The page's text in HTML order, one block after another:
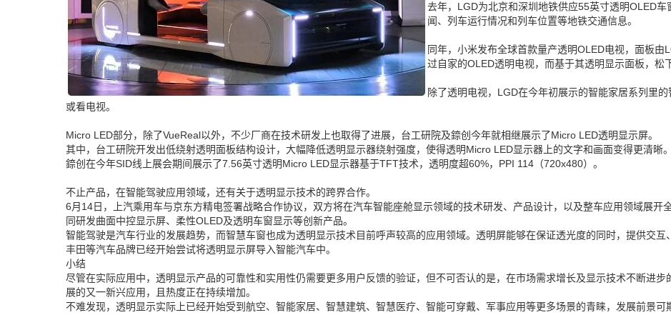
去年，LGD为北京和深圳地铁供应55英寸透明OLED
闻、列车运行情况和列车位置等地铁交通信息。
同年，小米发布全球首款量产透明OLED电视，面板
过自家的OLED透明电视，而基于其透明显示面板，松
除了透明电视，LGD在今年初展示的智能家居系列里
或看电视。
Micro LED部分，除了VueReal以外，不少厂商在技术研发上也取得了进展，台工研院及錼创今年就相继展示了Micro LED透明显示屏。
其中，台工研院开发出低绕射透明面板结构设计，大幅降低透明显示器绕射强度，使得透明Micro LED显示器上的文字和画面变得更清晰。
錼创在今年SID线上展会期间展示了7.56英寸透明Micro LED显示器基于TFT技术，透明度超60%，PPI 114（720x480）。
不止产品，在智能驾驶应用领域，还有关于透明显示技术的跨界合作。
6月14日，上汽乘用车与京东方精电签署战略合作协议，双方将在汽车智能座舱显示领域的技术研发、产品设计，以及整车应用领域展开
同研发曲面中控显示屏、柔性OLED及透明车窗显示等创新产品。
智能驾驶是汽车行业的发展趋势，而智慧车窗也成为透明显示技术目前呼声较高的应用领域。透明屏能够在保证透光度的同时，提供交互
丰田等汽车品牌已经开始尝试将透明显示屏导入智能汽车中。
小结
尽管在实际应用中，透明显示产品的可靠性和实用性仍需要更多用户反馈的验证，但不可否认的是，在市场需求增长及显示技术不断进
展的又一新兴应用，且热度正在持续增加。
不难发现，透明显示实际上已经开始受到航空、智能家居、智慧建筑、智慧医疗、智能可穿戴、军事应用等更多场景的青睐，发展前景可